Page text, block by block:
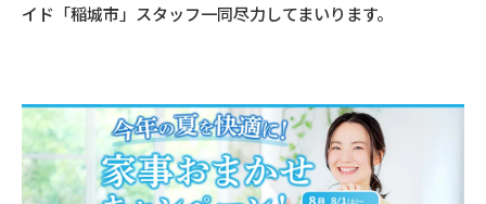
イド「稲城市」スタッフ一同尽力してまいります。